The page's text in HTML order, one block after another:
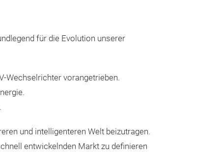
für die Evolution unserer
Wechselrichter vorangetrieben.
und intelligenteren Welt beizutragen.
entwickelnden Markt zu definieren